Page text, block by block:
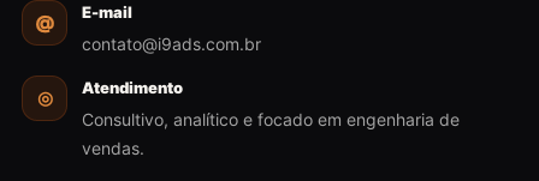
@ E-mail
contato@i9ads.com.br
◎ Atendimento
Consultivo, analítico e focado em engenharia de
vendas.